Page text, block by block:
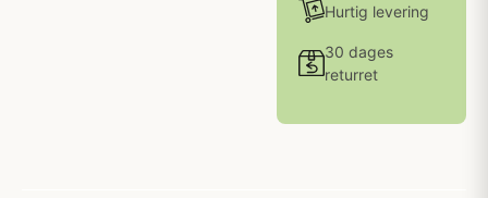
Hurtig levering
30 dages
returret